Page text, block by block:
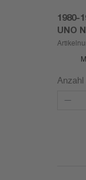
1980-
UNO
Anzahl